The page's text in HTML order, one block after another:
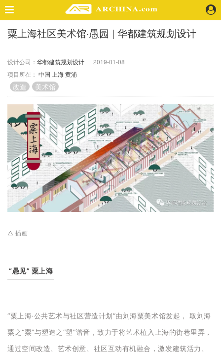
精选案例
景 观
室 内
视 频
头条资讯
业 界
机 构
人 物
地 产
快速搜索
关于投稿
广告投放
关于我们
联系我们
粟上海社区美术馆·愚园 | 华都建筑规划设计
设计公司： 华都建筑规划设计
2019-01-08
项目所在： 中国 上海黄浦
改造 美术馆
△ 插画
“愚见” 粟上海
“粟上海·公共艺术与社区营造计划”由刘海粟美术馆发起， 取刘海
粟之“粟”与塑造之“塑”谐音，致力于将艺术植入上海的街巷里弄，
通过空间改造、艺术创意、社区互动有机融合，激发建筑活力、